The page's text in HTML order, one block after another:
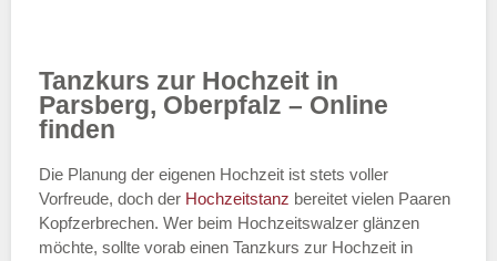
Tanzkurs zur Hochzeit in
Parsberg, Oberpfalz – Online
finden
Die Planung der eigenen Hochzeit ist stets voller
Vorfreude, doch der Hochzeitstanz bereitet vielen Paaren
Kopfzerbrechen. Wer beim Hochzeitswalzer glänzen
möchte, sollte vorab einen Tanzkurs zur Hochzeit in